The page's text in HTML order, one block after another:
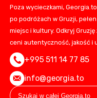
Poza wycieczkami,
po podróżach w Gruzji,
miejsc i kultury. Odkryj
ceni autentyczność, jakość i
+995 511 14 77 85
info@georgia.to